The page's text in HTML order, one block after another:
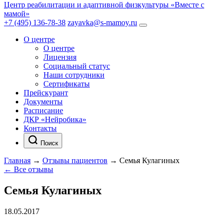
Центр реабилитации и адаптивной физкультуры «Вместе с
мамой»
+7 (495) 136-78-38 zayavka@s-mamoy.ru
О центре
О центре
Лицензия
Социальный статус
Наши сотрудники
Сертификаты
Прейскурант
Документы
Расписание
ДКР «Нейробика»
Контакты
Поиск
Главная → Отзывы пациентов → Семья Кулагиных
← Все отзывы
Семья Кулагиных
18.05.2017